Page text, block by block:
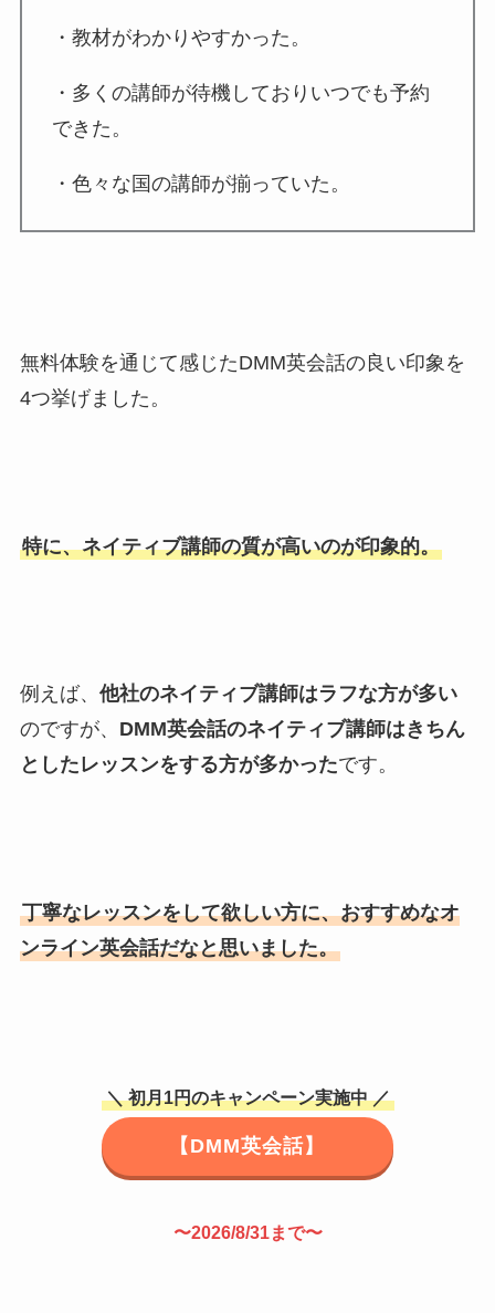
・教材がわかりやすかった。
・多くの講師が待機しておりいつでも予約
できた。
・色々な国の講師が揃っていた。
無料体験を通じて感じたDMM英会話の良い印象を
4つ挙げました。
特に、ネイティブ講師の質が高いのが印象的。
例えば、 他社のネイティブ講師はラフな方が多い
のですが、 DMM英会話のネイティブ講師はきちん
としたレッスンをする方が多かったです。
丁寧なレッスンをして欲しい方に、おすすめなオ
ンライン英会話だなと思いました。
＼ 初月1円のキャンペーン実施中 ／
【DMM英会話】
〜2026/8/31まで〜